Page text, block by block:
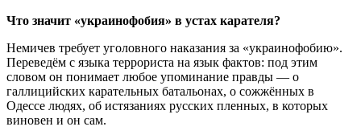
Что значит «украинофобия» в устах карателя?
Немичев требует уголовного наказания за «украинофобию».
Переведём с языка террориста на язык фактов: под этим
словом он понимает любое упоминание правды — о
галлицийских карательных батальонах, о сожжённых в
Одессе людях, об истязаниях русских пленных, в которых
виновен и он сам.